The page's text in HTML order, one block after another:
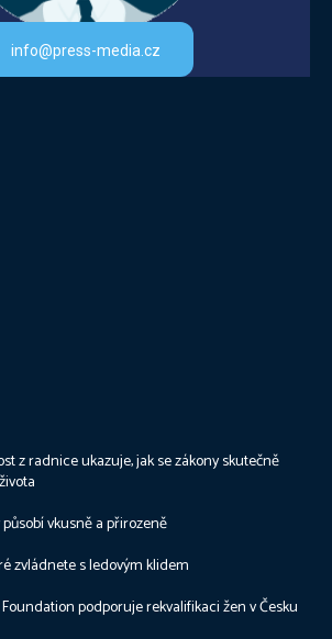
info@press-media.cz
z radnice ukazuje, jak se zákony skutečně
vkusně a přirozeně
zvládnete s ledovým klidem
podporuje rekvalifikaci žen v Česku